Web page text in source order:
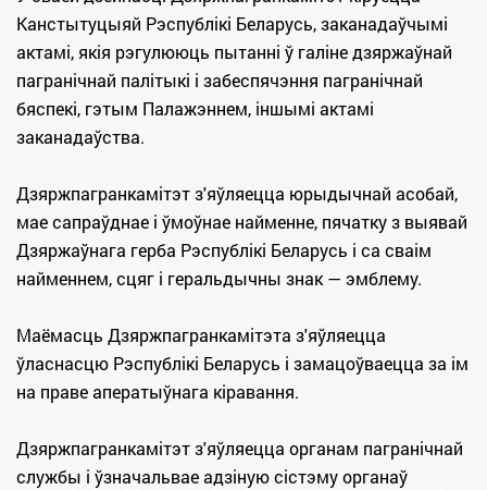
Канстытуцыяй Рэспублікі Беларусь, заканадаўчымі
актамі, якія рэгулююць пытанні ў галіне дзяржаўнай
пагранічнай палітыкі і забеспячэння пагранічнай
бяспекі, гэтым Палажэннем, iншымi актамi
заканадаўства.
Дзяржпагранкамітэт з'яўляецца юрыдычнай асобай,
мае сапраўднае і ўмоўнае найменне, пячатку з выявай
Дзяржаўнага герба Рэспублікі Беларусь і са сваім
найменнем, сцяг і геральдычны знак — эмблему.
Маёмасць Дзяржпагранкамітэта з'яўляецца
ўласнасцю Рэспублікі Беларусь і замацоўваецца за ім
на праве аператыўнага кіравання.
Дзяржпагранкамітэт з'яўляецца органам пагранічнай
службы і ўзначальвае адзіную сістэму органаў